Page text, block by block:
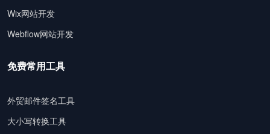
Wix网站开发
Webflow网站开发
免费常用工具
外贸邮件签名工具
大小写转换工具